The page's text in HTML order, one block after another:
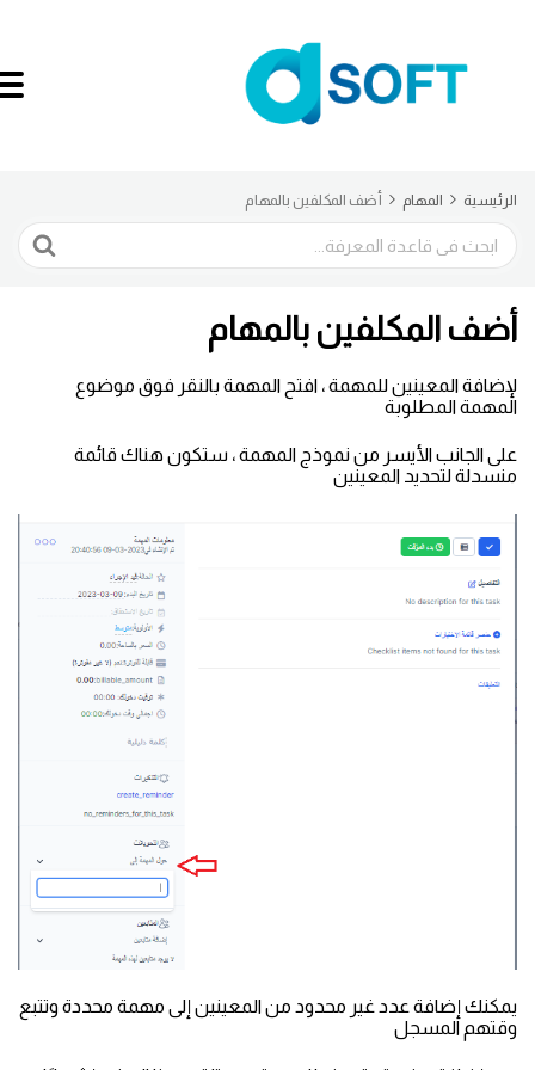
الرئيسية المهام أضف المكلفين بالمهام
البحث
أضف المكلفين بالمهام
لإضافة المعينين للمهمة ، افتح المهمة بالنقر فوق موضوع
المهمة المطلوبة
على الجانب الأيسر من نموذج المهمة ، ستكون هناك قائمة
منسدلة لتحديد المعينين
يمكنك إضافة عدد غير محدود من المعينين إلى مهمة محددة وتتبع
وقتهم المسجل